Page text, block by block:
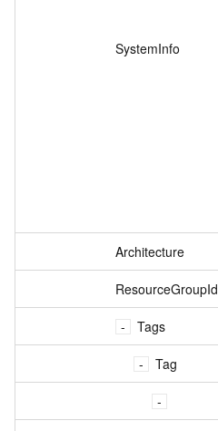
SystemInfo
Architecture
ResourceGroupId
Tags
Tag